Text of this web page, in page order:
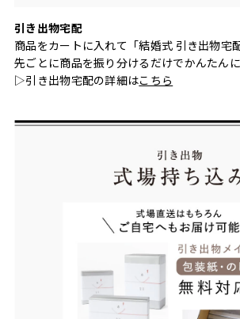
引き出物宅配
商品をカートに入れて「結婚式 引き出物宅
先ごとに商品を振り分けるだけでかんたんに
▷引き出物宅配の詳細はこちら